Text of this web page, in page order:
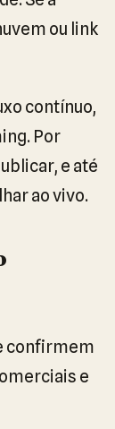
ou link
contínuo,
Por
e até
ao vivo.
confirmem
e